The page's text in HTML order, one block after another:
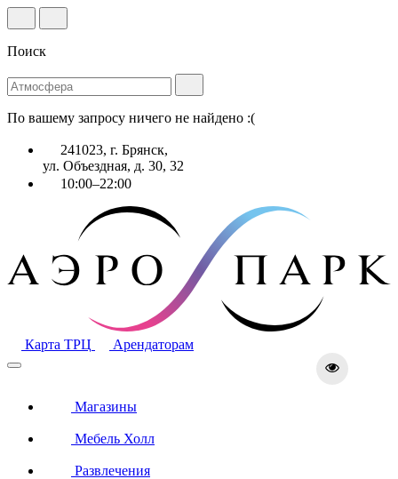
Поиск
По вашему запросу ничего не найдено :(
241023, г. Брянск,
ул. Объездная, д. 30, 32
10:00–22:00
Карта ТРЦ Арендаторам
Магазины
Мебель Холл
Развлечения